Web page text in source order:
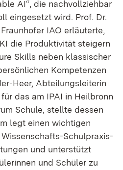
AI“, die nachvollziehbar
eingesetzt wird. Prof. Dr.
IAO erläuterte,
die Produktivität steigern
Skills neben klassischer
Kompetenzen
Heer, Abteilungsleiterin
das am IPAI in Heilbronn
Schule, stellte dessen
legt einen wichtigen
Schulpraxis-
und unterstützt
und Schüler zu